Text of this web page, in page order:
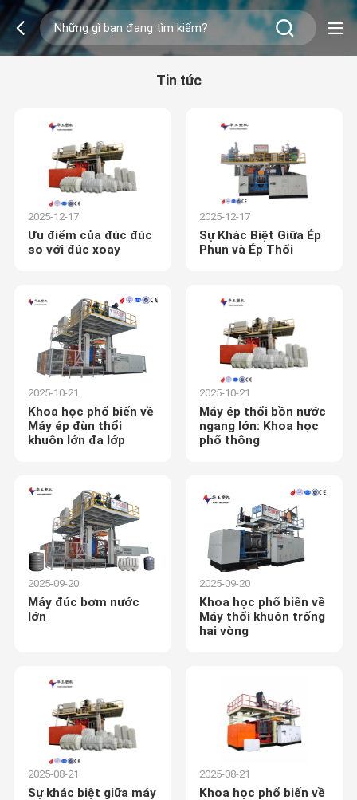
Tin tức
2025-12-17
Ưu điểm của đúc đúc
so với đúc xoay
2025-12-17
Sự Khác Biệt Giữa Ép
Phun và Ép Thổi
2025-10-21
Khoa học phổ biến về
Máy ép đùn thổi
khuôn lớn đa lớp
2025-10-21
Máy ép thổi bồn nước
ngang lớn: Khoa học
phổ thông
2025-09-20
Máy đúc bơm nước
lớn
2025-09-20
Khoa học phổ biến về
Máy thổi khuôn trống
hai vòng
2025-08-21
Sự khác biệt giữa máy
2025-08-21
Khoa học phổ biến về